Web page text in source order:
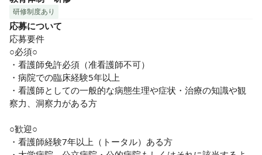
研修制度あり
応募について
応募要件
○必須○
・看護師免許必須（准看護師不可）
・病院での臨床経験5年以上
・看護師としての一般的な病態生理や症状・治療の知識や観
察力、洞察力がある方
○歓迎○
・看護師経験7年以上（トータル）ある方